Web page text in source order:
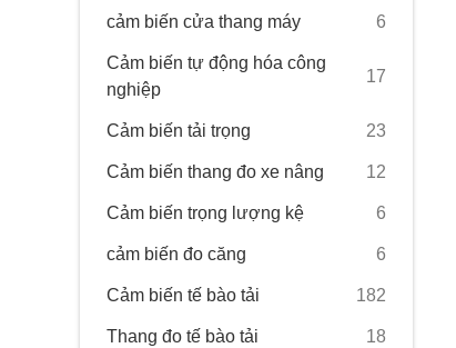
cảm biến cửa thang máy 6
Cảm biến tự động hóa công
nghiệp
17
Cảm biến tải trọng 23
Cảm biến thang đo xe nâng 12
Cảm biến trọng lượng kệ 6
cảm biến đo căng 6
Cảm biến tế bào tải 182
Thang đo tế bào tải 18